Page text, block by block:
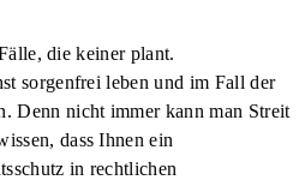
die keiner plant.
sorgenfrei leben und im Fall der
Denn nicht immer kann man Streit
dass Ihnen ein
in rechtlichen